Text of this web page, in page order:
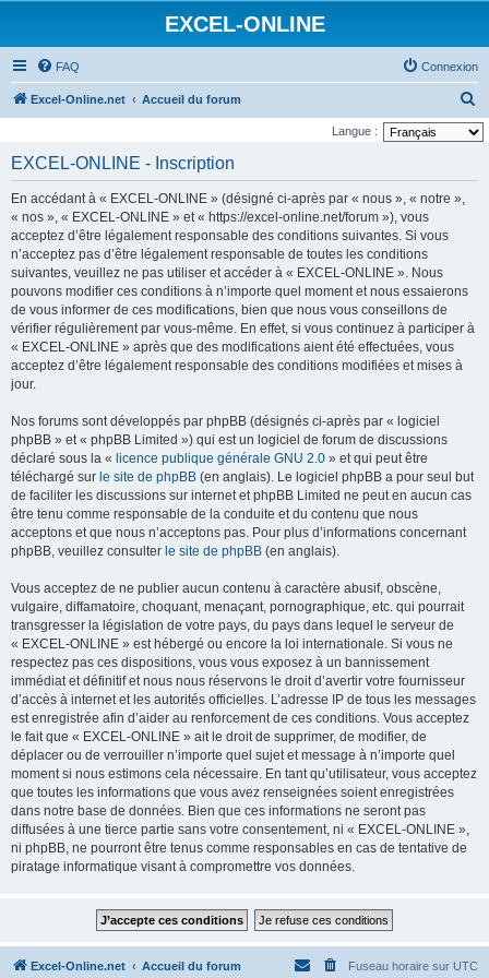
EXCEL-ONLINE
FAQ Connexion
Excel-Online.net Accueil du forum
e
Langue :
EXCEL-ONLINE - Inscription
En accédant à « EXCEL-ONLINE » (désigné ci-après par « nous », « notre »,
« nos », « EXCEL-ONLINE » et « https://excel-online.net/forum »), vous
acceptez d’être légalement responsable des conditions suivantes. Si vous
n’acceptez pas d’être légalement responsable de toutes les conditions
suivantes, veuillez ne pas utiliser et accéder à « EXCEL-ONLINE ». Nous
pouvons modifier ces conditions à n’importe quel moment et nous essaierons
de vous informer de ces modifications, bien que nous vous conseillons de
vérifier régulièrement par vous-même. En effet, si vous continuez à participer à
« EXCEL-ONLINE » après que des modifications aient été effectuées, vous
acceptez d’être légalement responsable des conditions modifiées et mises à
jour.
Nos forums sont développés par phpBB (désignés ci-après par « logiciel
phpBB » et « phpBB Limited ») qui est un logiciel de forum de discussions
déclaré sous la « licence publique générale GNU 2.0 » et qui peut être
téléchargé sur le site de phpBB (en anglais). Le logiciel phpBB a pour seul but
de faciliter les discussions sur internet et phpBB Limited ne peut en aucun cas
être tenu comme responsable de la conduite et du contenu que nous
acceptons et que nous n’acceptons pas. Pour plus d’informations concernant
phpBB, veuillez consulter le site de phpBB (en anglais).
Vous acceptez de ne publier aucun contenu à caractère abusif, obscène,
vulgaire, diffamatoire, choquant, menaçant, pornographique, etc. qui pourrait
transgresser la législation de votre pays, du pays dans lequel le serveur de
« EXCEL-ONLINE » est hébergé ou encore la loi internationale. Si vous ne
respectez pas ces dispositions, vous vous exposez à un bannissement
immédiat et définitif et nous nous réservons le droit d’avertir votre fournisseur
d’accès à internet et les autorités officielles. L’adresse IP de tous les messages
est enregistrée afin d’aider au renforcement de ces conditions. Vous acceptez
le fait que « EXCEL-ONLINE » ait le droit de supprimer, de modifier, de
déplacer ou de verrouiller n’importe quel sujet et message à n’importe quel
moment si nous estimons cela nécessaire. En tant qu’utilisateur, vous acceptez
que toutes les informations que vous avez renseignées soient enregistrées
dans notre base de données. Bien que ces informations ne seront pas
diffusées à une tierce partie sans votre consentement, ni « EXCEL-ONLINE »,
ni phpBB, ne pourront être tenus comme responsables en cas de tentative de
piratage informatique visant à compromettre vos données.
Excel-Online.net Accueil du forum Fuseau horaire sur UTC